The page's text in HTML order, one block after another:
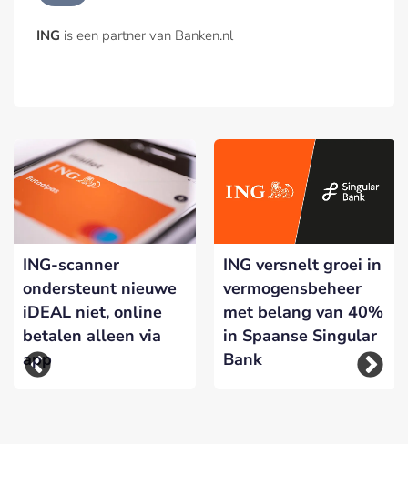
ING is een partner van Banken.nl
ING-scanner
ondersteunt nieuwe
iDEAL niet, online
betalen alleen via
app
ING versnelt groei in
vermogensbeheer
met belang van 40%
in Spaanse Singular
Bank